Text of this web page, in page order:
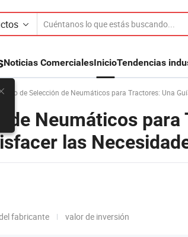
Noticias ComercialesInicioTendencias
de Selección de Neumáticos para Tractores: Una Guía
de Neumáticos para
las
fabricante valor de inversión